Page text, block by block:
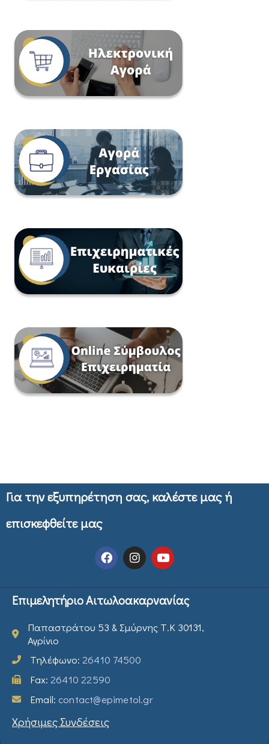
Για την εξυπηρέτηση σας, καλέστε μας ή
επισκεφθείτε μας
Επιμελητήριο Αιτωλοακαρνανίας
Παπαστράτου 53 & Σμύρνης Τ.Κ 30131,
Αγρίνιο
Τηλέφωνο: 26410 74500
Fax: 26410 22590
Email: contact@epimetol.gr
Χρήσιμες Συνδέσεις